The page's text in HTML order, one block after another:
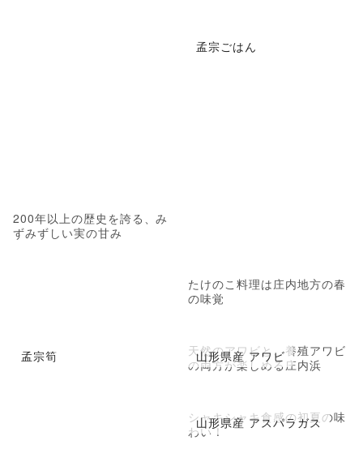
200年以上の歴史を誇る、み
ずみずしい実の甘み
孟宗ごはん
たけのこ料理は庄内地方の春
の味覚
孟宗筍 山形県産 アワビ
天然のアワビと、養殖アワビ
の両方が楽しめる庄内浜
山形県産 アスパラガス
シャキシャキ食感の初夏の味
わい！